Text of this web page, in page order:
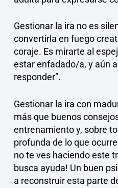
Gestionar la ira no es
convertirla en fuego
coraje. Es mirarte al
estar enfadado/a, y aún
responder”.
Gestionar la ira con
más que buenos
entrenamiento y, sobre
profunda de lo que
no te ves haciendo este
busca ayuda! Un buen
a reconstruir esta parte